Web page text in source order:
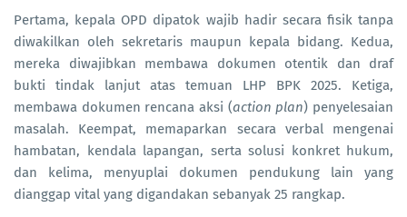
Pertama, kepala OPD dipatok wajib hadir secara fisik tanpa
diwakilkan oleh sekretaris maupun kepala bidang. Kedua,
mereka diwajibkan membawa dokumen otentik dan draf
bukti tindak lanjut atas temuan LHP BPK 2025. Ketiga,
membawa dokumen rencana aksi (action plan) penyelesaian
masalah. Keempat, memaparkan secara verbal mengenai
hambatan, kendala lapangan, serta solusi konkret hukum,
dan kelima, menyuplai dokumen pendukung lain yang
dianggap vital yang digandakan sebanyak 25 rangkap.